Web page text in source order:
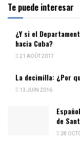
Te puede interesar
¿Y si el
hacia Cuba?
21 AOÛT 2017
La decimilla: ¿Por
13 JUIN 2016
de
28